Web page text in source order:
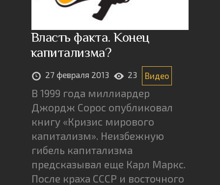
Власть факта. Конец
капитализма?
27 февраля 2013 23 Видео
В 1999 года миллиардер
Джордж Сорос опубликовал
книгу «Кризис мирового
капитализм». Неизбежную
гибель капитализма
предсказывал еще Карл Маркс.
После краха СССР и восточного